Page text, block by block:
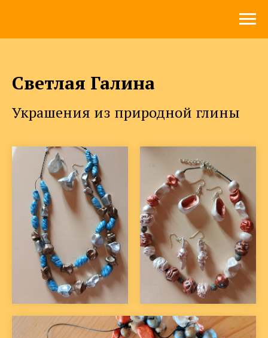
Светлая Галина
Украшения из природной глины